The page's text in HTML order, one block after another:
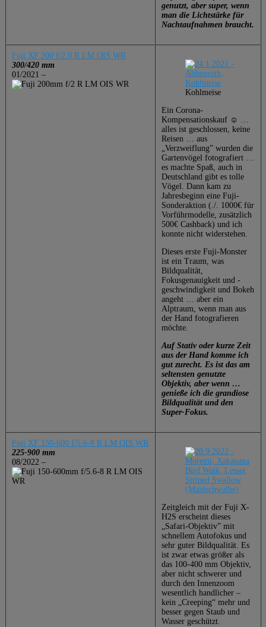
genutzt, aber super, wenn
man die Lichtstärke für
Nachtaufnahmen braucht.
Fuji XF 200 f/2.0 R LM OIS WR
300/420 mm
01/2021 –
Kohlmeise
Ein Corona-
Kompensationskauf ☺️ …
alles ist geschlossen, keine
Reisen … aus
„Verzweiflung” wurden die
Gartenvögel fotografiert …
es machte Spaß, auch in
Deutschland gibt es tolle
Vögel. Dann kam zu
Jahresbeginn eine Fuji-
Sonderaktion (./. 1000€ für
Vorführmodelle, zusätzlich
500€ Cashback) und ich
konnte nicht widerstehen.
Dieses erste Fuji-Monster
ist ein Traum, was
Bildqualität,
Fokusgenauigkeit und -
geschwindigkeit und Bokeh
angeht … aber ein
Alptraum, wenn man aus
der Hand fotografieren
möchte.
Auf Stativ oder kurze Zeit
aus der Hand komme ich
gut zurecht. Es ist das am
seltensten genutzte
Objektiv, aber wenn …
genieße ich die grandiose
Bildqualität und den
Super-Fokus.
Fuji XF 150-600 f/5.6-8 R LM OIS WR
225-900 mm
08/2022 –
Zeitgleich mit der Fuji X-
H2S erscheint dieses
„Safari-Objektiv” mit
schnellem Autofokus und
sehr guter Bildqualität. Es
ist zwar etwas größer als
das 100-400 mm Objektiv,
aber nicht schwerer und
durch den Innenzoom
wesentlich handlicher –
kein „Creeping“ mehr und
besser gegen Staub und
Wasser geschützt.